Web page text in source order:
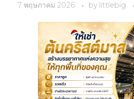
7 พฤษภาคม 2026 by littlebig